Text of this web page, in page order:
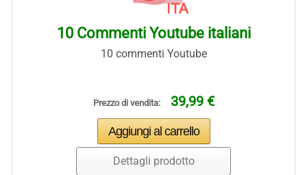
10 Commenti Youtube italiani
10 commenti Youtube
Prezzo di vendita: 39,99 €
Dettagli prodotto